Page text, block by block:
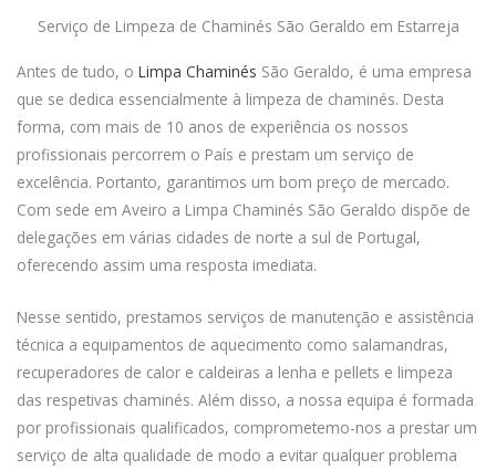
Serviço de Limpeza de Chaminés São Geraldo em Estarreja
Antes de tudo, o Limpa Chaminés São Geraldo, é uma empresa
que se dedica essencialmente à limpeza de chaminés. Desta
forma, com mais de 10 anos de experiência os nossos
profissionais percorrem o País e prestam um serviço de
excelência. Portanto, garantimos um bom preço de mercado.
Com sede em Aveiro a Limpa Chaminés São Geraldo dispõe de
delegações em várias cidades de norte a sul de Portugal,
oferecendo assim uma resposta imediata.
Nesse sentido, prestamos serviços de manutenção e assistência
técnica a equipamentos de aquecimento como salamandras,
recuperadores de calor e caldeiras a lenha e pellets e limpeza
das respetivas chaminés. Além disso, a nossa equipa é formada
por profissionais qualificados, comprometemo-nos a prestar um
serviço de alta qualidade de modo a evitar qualquer problema